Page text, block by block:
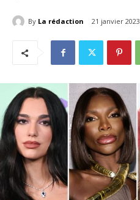
By La rédaction 21 janvier 2023